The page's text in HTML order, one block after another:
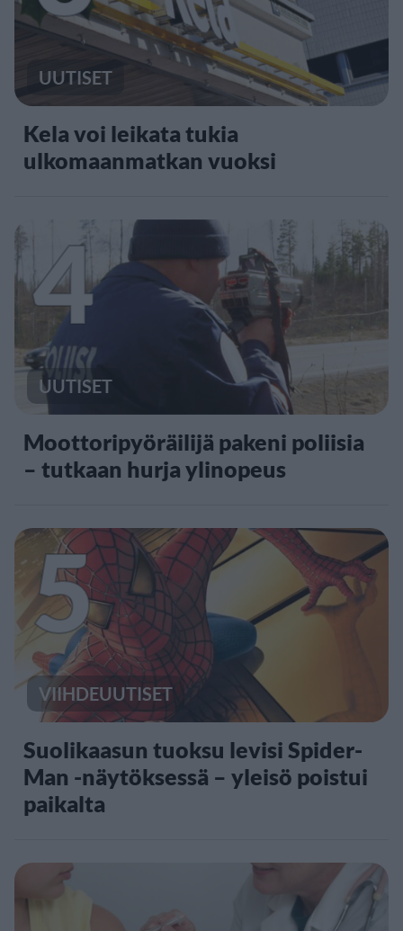
UUTISET
Kela voi leikata tukia
ulkomaanmatkan vuoksi
4
UUTISET
Moottoripyöräilijä pakeni poliisia
– tutkaan hurja ylinopeus
5
VIIHDEUUTISET
Suolikaasun tuoksu levisi Spider-
Man -näytöksessä – yleisö poistui
paikalta